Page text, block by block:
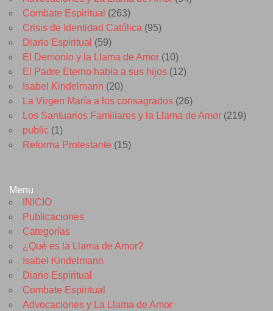
Combate Espiritual (263)
Crisis de Identidad Católica (95)
Diario Espiritual (59)
El Demonio y la Llama de Amor (10)
El Padre Eterno habla a sus hijos (12)
Isabel Kindelmann (20)
La Virgen María a los consagrados (26)
Los Santuarios Familiares y la Llama de Amor (219)
public (1)
Reforma Protestante (15)
Menu
INICIO
Publicaciones
Categorías
¿Qué es la Llama de Amor?
Isabel Kindelmann
Diario Espiritual
Combate Espiritual
Advocaciones y La Llama de Amor